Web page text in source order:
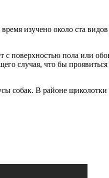
изучено около ста видов
поверхностью пола или
случая, что бы
собак. В районе